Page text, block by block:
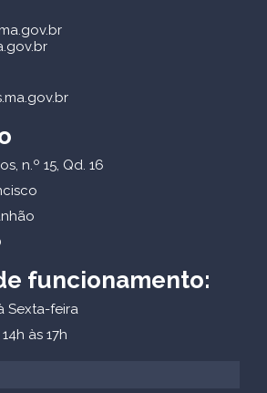
n.º 15, Qd. 16
funcionamento:
Sexta-feira
às 17h